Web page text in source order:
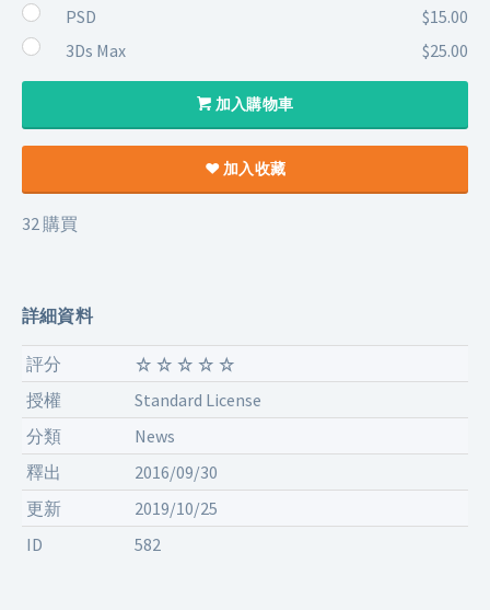
PSD
$15.00
3Ds Max
$25.00
加入購物車
加入收藏
32 購買
詳細資料
評分
授權
Standard License
分類
News
釋出
2016/09/30
更新
2019/10/25
ID
582